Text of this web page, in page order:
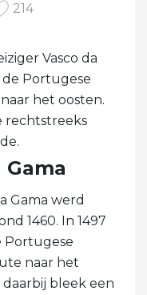
214
Vasco da
Portugese
het oosten.
rechtstreeks
Gama
Gama werd
1460. In 1497
Portugese
naar het
bleek een